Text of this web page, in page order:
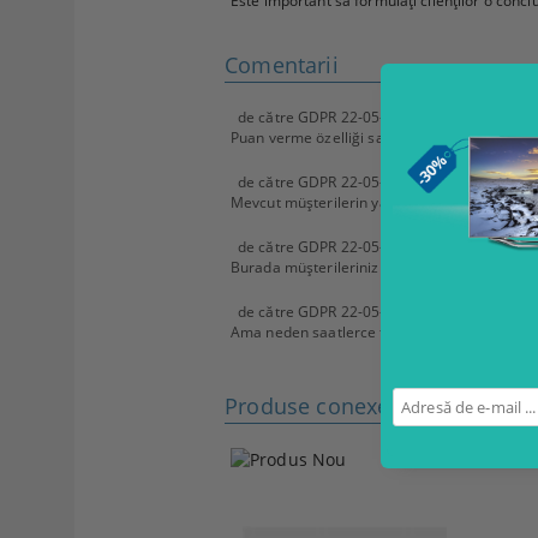
Comentarii
de către GDPR 22-05-2018
Puan verme özelliği sayesinde
de către GDPR 22-05-2018,17 Noiembrie
Mevcut müşterilerin yaptığı olumlu
de către GDPR 22-05-2018
14 Noiembrie
Burada müşterileriniz ürün hakkında size
de către GDPR 22-05-2018
Ama neden saatlerce forumlarda böyle bir
Produse conexe